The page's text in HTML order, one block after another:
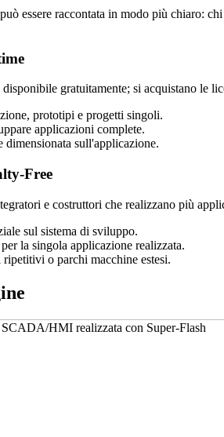
essere raccontata in modo più chiaro:
gratuitamente; si acquistano le
prototipi e progetti singoli.
applicazioni complete.
dimensionata sull'applicazione.
Free
e costruttori che realizzano più
sul sistema di sviluppo.
la singola applicazione realizzata.
o parchi macchine estesi.